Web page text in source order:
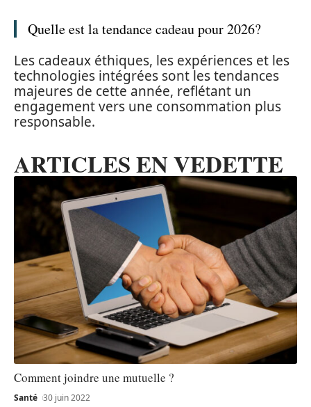
Quelle est la tendance cadeau pour 2026?
Les cadeaux éthiques, les expériences et les
technologies intégrées sont les tendances
majeures de cette année, reflétant un
engagement vers une consommation plus
responsable.
ARTICLES EN VEDETTE
Comment joindre une mutuelle ?
Santé 30 juin 2022